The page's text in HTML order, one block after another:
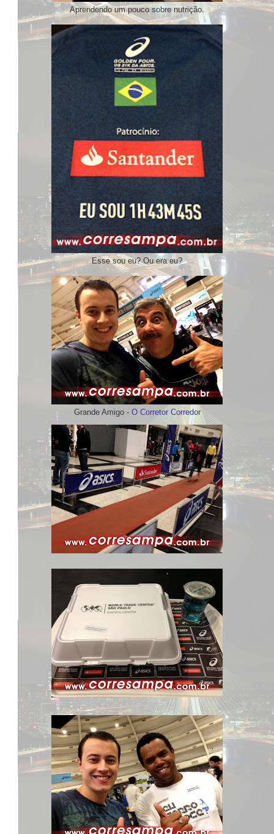
Aprendendo um pouco sobre nutrição.
Esse sou eu? Ou era eu?
Grande Amigo - O Corretor Corredor